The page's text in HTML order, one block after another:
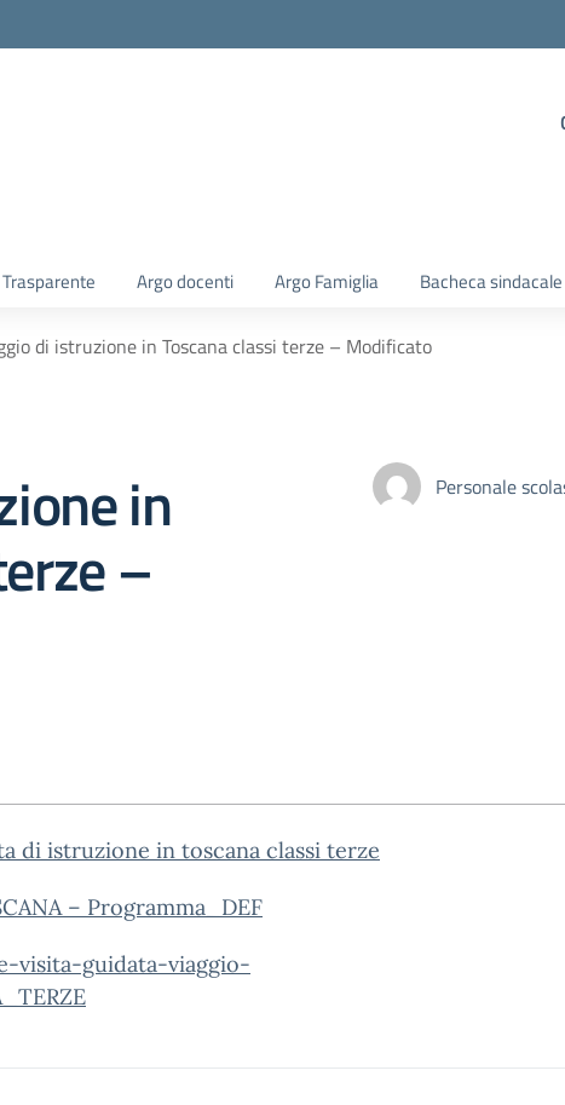
Argo docenti Argo Famiglia Bacheca sindacale
di istruzione in Toscana classi terze – Modificato
in
–
Personale
di istruzione in toscana classi terze
– Programma_DEF
visita-guidata-viaggio-